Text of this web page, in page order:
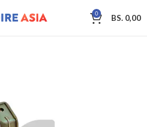
0 BS. 0,00